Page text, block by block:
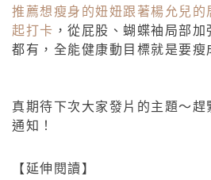
推薦想瘦身的妞妞跟著楊允兒的
起打卡 ，從屁股、蝴蝶袖局部
都有，全能健康動目標就是要瘦
真期待下次大家發片的主題～趕
通知！
【延伸閱讀】